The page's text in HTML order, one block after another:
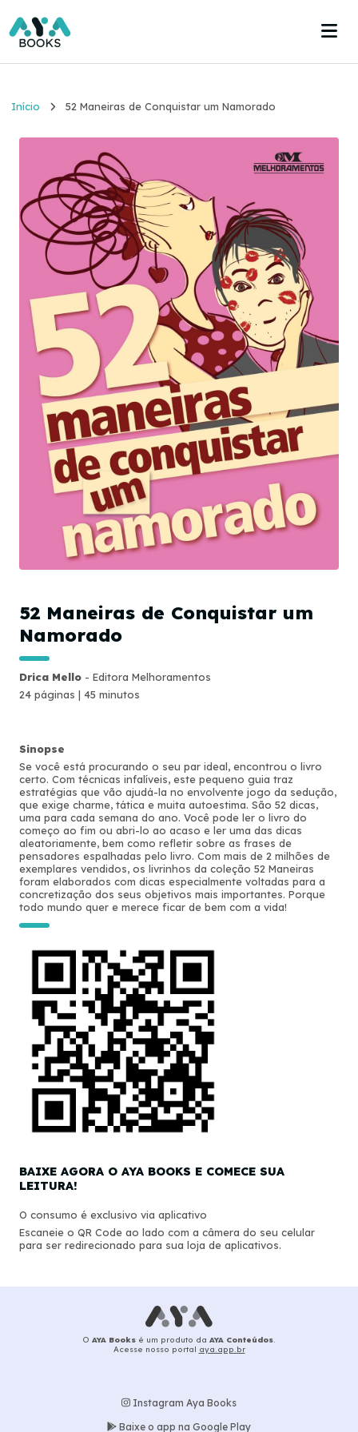
Acesse agora
Início 52 Maneiras de Conquistar um Namorado
52 Maneiras de Conquistar um
Namorado
Drica Mello - Editora Melhoramentos
24 páginas | 45 minutos
Sinopse
Se você está procurando o seu par ideal, encontrou o livro
certo. Com técnicas infalíveis, este pequeno guia traz
estratégias que vão ajudá-la no envolvente jogo da sedução,
que exige charme, tática e muita autoestima. São 52 dicas,
uma para cada semana do ano. Você pode ler o livro do
começo ao fim ou abri-lo ao acaso e ler uma das dicas
aleatoriamente, bem como refletir sobre as frases de
pensadores espalhadas pelo livro. Com mais de 2 milhões de
exemplares vendidos, os livrinhos da coleção 52 Maneiras
foram elaborados com dicas especialmente voltadas para a
concretização dos seus objetivos mais importantes. Porque
todo mundo quer e merece ficar de bem com a vida!
BAIXE AGORA O AYA BOOKS E COMECE SUA
LEITURA!
O consumo é exclusivo via aplicativo
Escaneie o QR Code ao lado com a câmera do seu celular
para ser redirecionado para sua loja de aplicativos.
O AYA Books é um produto da AYA Conteúdos
Acesse nosso portal aya.app.br
Instagram Aya Books
Baixe o app na Google Play